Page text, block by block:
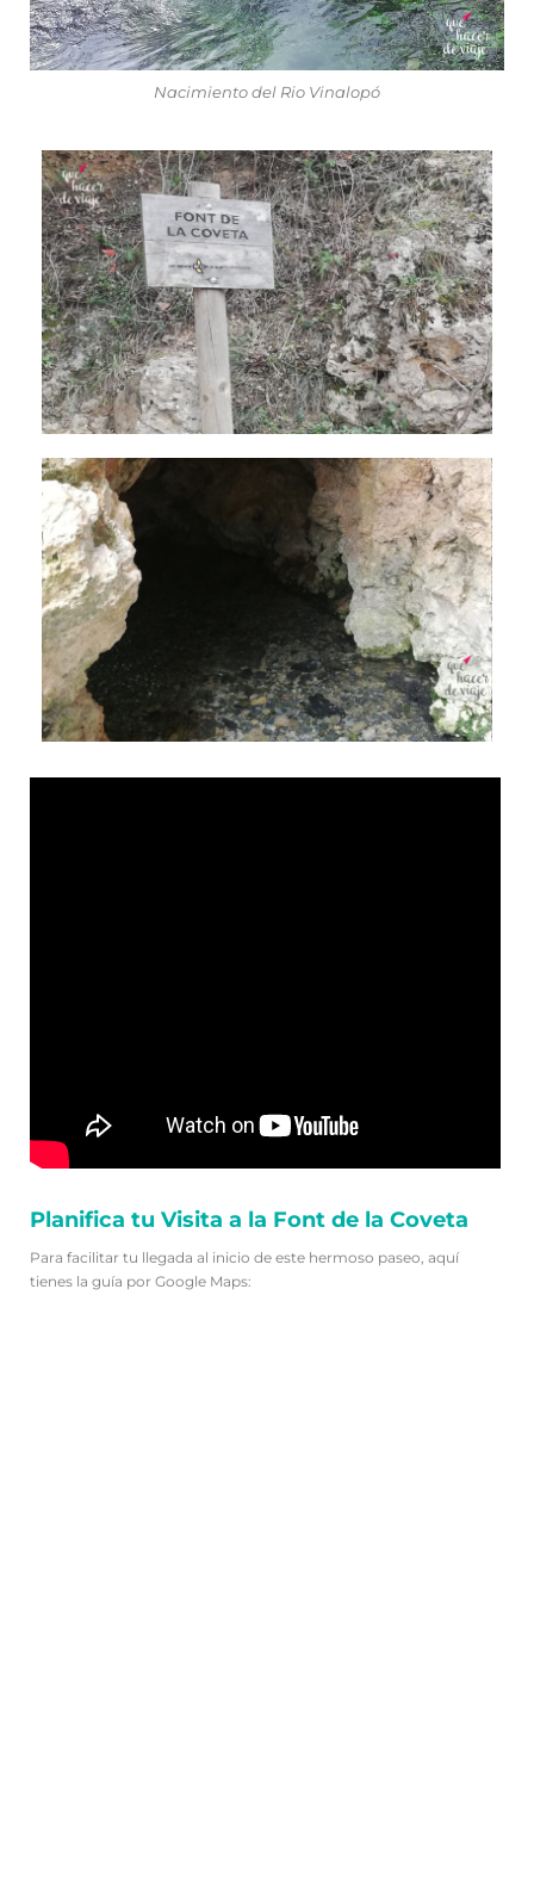
Nacimiento del Rio Vinalopó
Planifica tu Visita a la Font de la Coveta
Para facilitar tu llegada al inicio de este hermoso paseo, aquí
tienes la guía por Google Maps: